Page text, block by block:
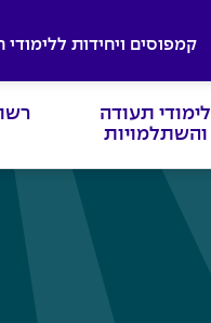
קמפוסים ויחידות ללימודי
לימודי תעודה
והשתלמויות